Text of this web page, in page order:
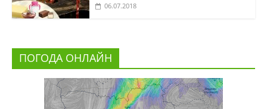
06.07.2018
ПОГОДА ОНЛАЙН